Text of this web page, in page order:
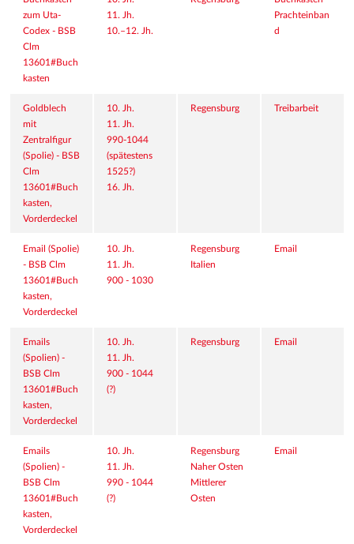
zum Uta-
Codex - BSB
Clm
13601#Buch
kasten
11. Jh.
10.–12. Jh.
Prachteinban
d
Goldblech
mit
Zentralfigur
(Spolie) - BSB
Clm
13601#Buch
kasten,
Vorderdeckel
10. Jh.
11. Jh.
990-1044
(spätestens
1525?)
16. Jh.
Regensburg Treibarbeit
Email (Spolie)
- BSB Clm
13601#Buch
kasten,
Vorderdeckel
10. Jh.
11. Jh.
900 - 1030
Regensburg
Italien
Email
Emails
(Spolien) -
BSB Clm
13601#Buch
kasten,
Vorderdeckel
10. Jh.
11. Jh.
900 - 1044
(?)
Regensburg Email
Emails
(Spolien) -
BSB Clm
13601#Buch
kasten,
Vorderdeckel
10. Jh.
11. Jh.
990 - 1044
(?)
Regensburg
Naher Osten
Mittlerer
Osten
Email